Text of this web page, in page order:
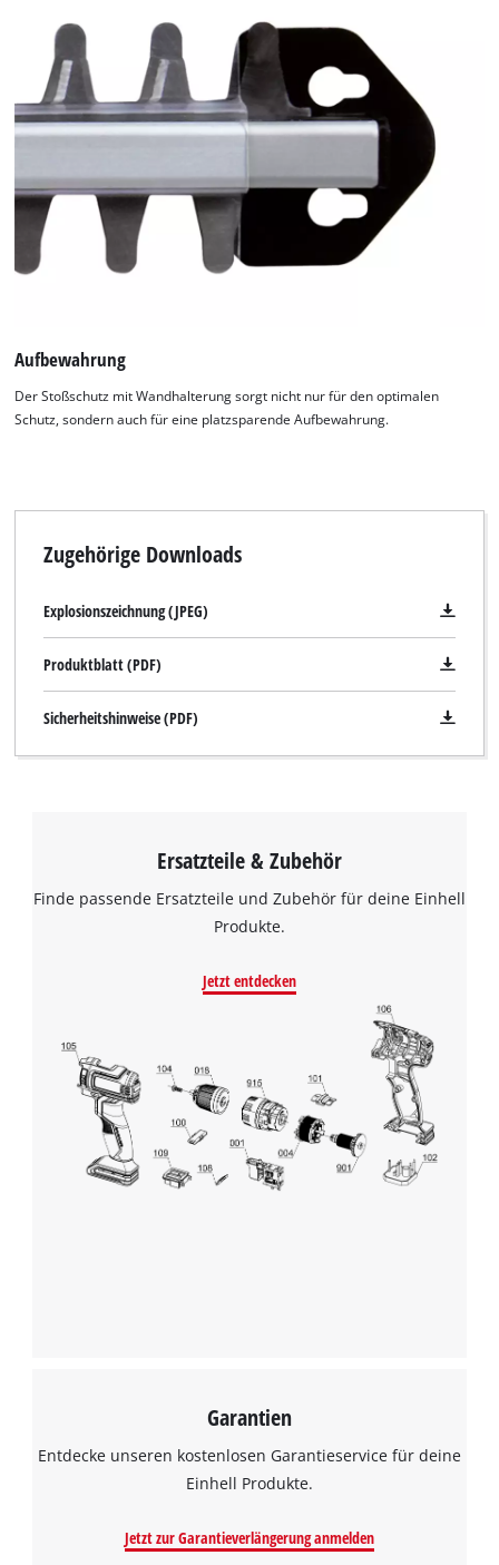
This content is not permitted to load due
to trackers that are not disclosed to the
visitor. The website owner needs to setup
the site with their CMP to add this content
to the list of technologies used.
Powered byUsercentrics Consent
Management Platform
Aufbewahrung
Der Stoßschutz mit Wandhalterung sorgt nicht nur für den optimalen
Schutz, sondern auch für eine platzsparende Aufbewahrung.
Zugehörige Downloads
Explosionszeichnung (JPEG)
Produktblatt (PDF)
Sicherheitshinweise (PDF)
Ersatzteile & Zubehör
Finde passende Ersatzteile und Zubehör für deine Einhell
Produkte.
Jetzt entdecken
Garantien
Entdecke unseren kostenlosen Garantieservice für deine
Einhell Produkte.
Jetzt zur Garantieverlängerung anmelden